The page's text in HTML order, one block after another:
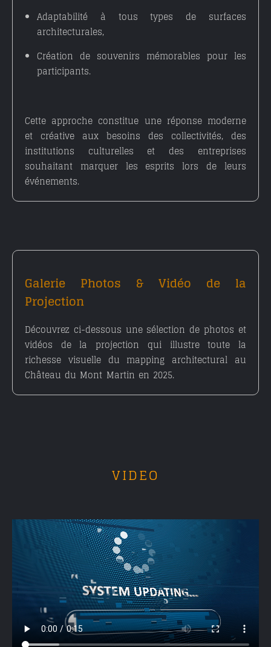
Adaptabilité à tous types de surfaces
architecturales,
Création de souvenirs mémorables pour les
participants.
Cette approche constitue une réponse moderne
et créative aux besoins des collectivités, des
institutions culturelles et des entreprises
souhaitant marquer les esprits lors de leurs
événements.
Galerie Photos & Vidéo de la
Projection
Découvrez ci-dessous une sélection de photos et
vidéos de la projection qui illustre toute la
richesse visuelle du mapping architectural au
Château du Mont Martin en 2025.
VIDEO